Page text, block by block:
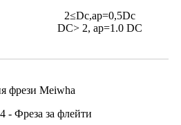
2≤Dc,ap=0,5Dc
DC> 2, ap=1.0 DC
фрези Meiwha
- Фреза за флейти